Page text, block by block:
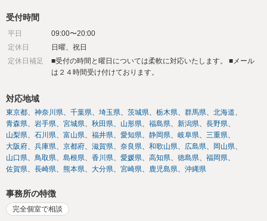
受付時間
平日
09:00〜20:00
定休日
日曜、祝日
定休日補足
■受付の時間と曜日については柔軟に対応いたします。 ■メール
は２４時間受け付けております。
対応地域
東京都 神奈川県 千葉県 埼玉県 茨城県 栃木県 群馬県
北海道
青森県
岩手県 宮城県 秋田県 山形県 福島県 新潟県
長野県
山梨県
石川県 富山県 福井県 愛知県 静岡県 岐阜県
三重県
大阪府
兵庫県 京都府 滋賀県 奈良県 和歌山県 広島県
岡山県
山口県
鳥取県 島根県 香川県 愛媛県 高知県 徳島県
福岡県
佐賀県
長崎県 熊本県 大分県 宮崎県 鹿児島県 沖縄県
事務所の特徴
完全個室で相談